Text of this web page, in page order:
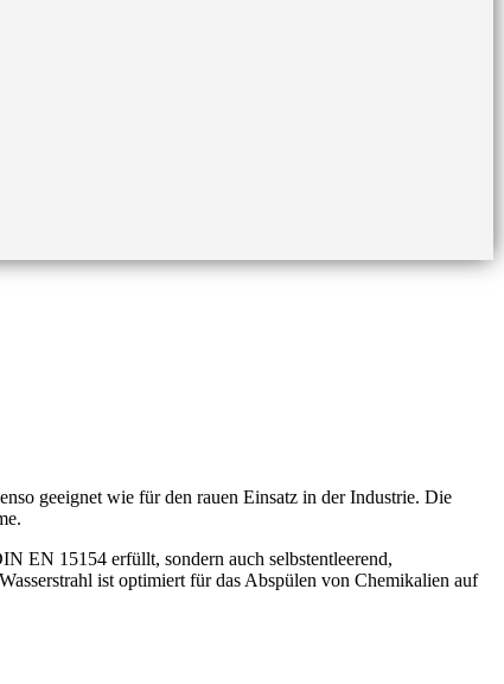
geeignet wie für den rauen Einsatz in der Industrie. Die
EN 15154 erfüllt, sondern auch selbstentleerend,
ist optimiert für das Abspülen von Chemikalien auf